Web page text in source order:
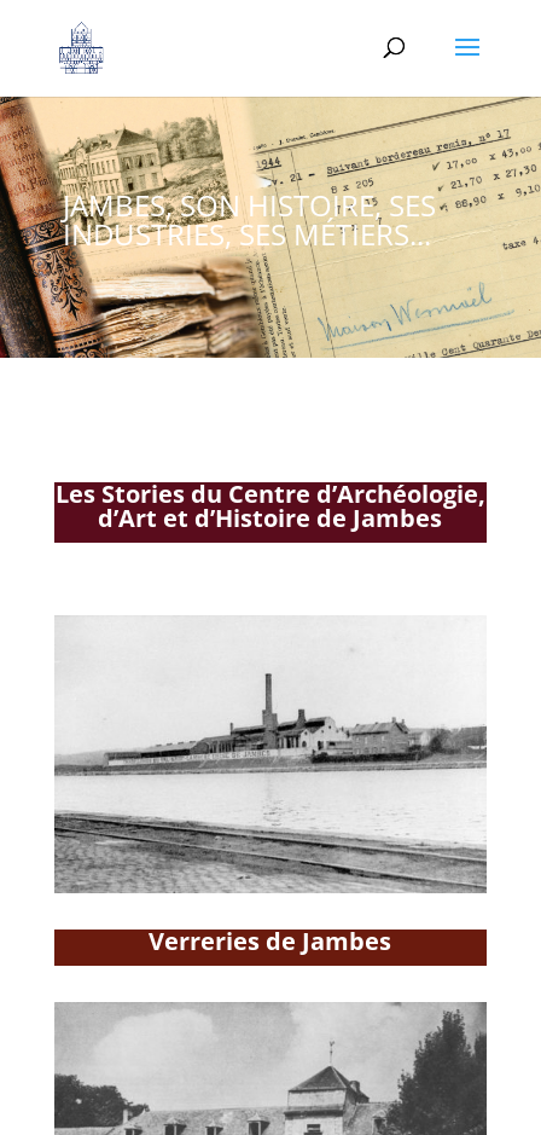
JAMBES, SON HISTOIRE, SES
INDUSTRIES, SES MÉTIERS...
Les Stories du Centre d’Archéologie,
d’Art et d’Histoire de Jambes
Verreries de Jambes